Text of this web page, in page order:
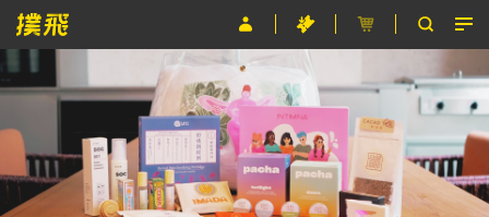
節目
主辦單位
關於撲飛